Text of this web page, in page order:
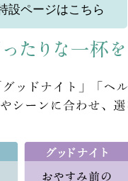
設ページはこちら